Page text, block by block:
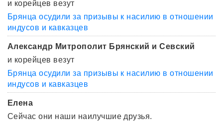
и корейцев везут
Брянца осудили за призывы к насилию в отношении
индусов и кавказцев
Александр Митрополит Брянский и Севский
и корейцев везут
Брянца осудили за призывы к насилию в отношении
индусов и кавказцев
Елена
Сейчас они наши наилучшие друзья.